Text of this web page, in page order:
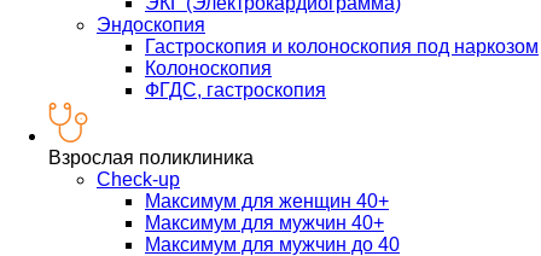
Эндоскопия
Гастроскопия и колоноскопия под наркозом
Колоноскопия
ФГДС, гастроскопия
Взрослая поликлиника
Check-up
Максимум для женщин 40+
Максимум для мужчин 40+
Максимум для мужчин до 40